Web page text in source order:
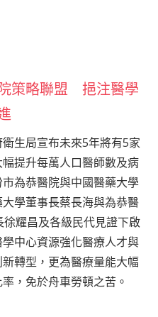
策略聯盟 挹注醫學
生局宣布未來5年將有5家
提升每萬人口醫師數及病
為恭醫院與中國醫藥大學
學董事長蔡長海與為恭醫
耀昌及各級民代見證下啟
中心資源強化醫療人才與
轉型，更為醫療量能大幅
，免於舟車勞頓之苦。